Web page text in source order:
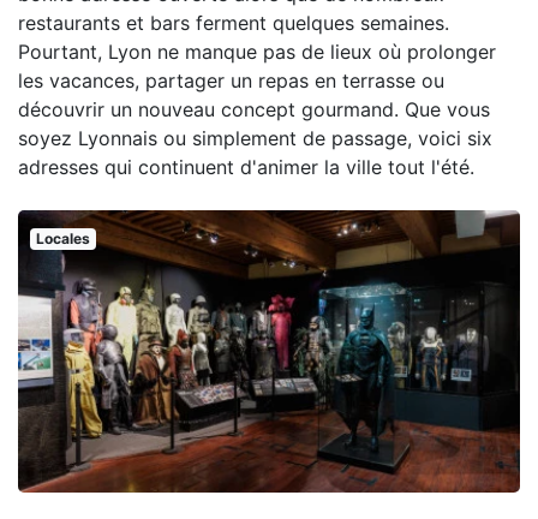
restaurants et bars ferment quelques semaines.
Pourtant, Lyon ne manque pas de lieux où prolonger
les vacances, partager un repas en terrasse ou
découvrir un nouveau concept gourmand. Que vous
soyez Lyonnais ou simplement de passage, voici six
adresses qui continuent d'animer la ville tout l'été.
Locales